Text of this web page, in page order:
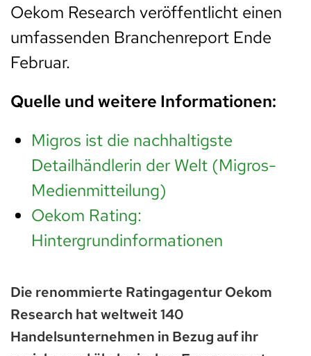
Oekom Research veröffentlicht einen
umfassenden Branchenreport Ende
Februar.
Quelle und weitere Informationen:
Migros ist die nachhaltigste
Detailhändlerin der Welt (Migros-
Medienmitteilung)
Oekom Rating:
Hintergrundinformationen
Die renommierte Ratingagentur Oekom
Research hat weltweit 140
Handelsunternehmen in Bezug auf ihr